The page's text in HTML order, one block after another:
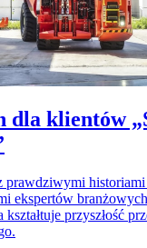
dla klientów
prawdziwymi
ekspertów
przyszłość